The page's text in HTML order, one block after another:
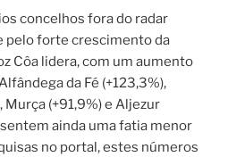
concelhos fora do radar
pelo forte crescimento da
Côa lidera, com um aumento
da Fé (+123,3%),
Murça (+91,9%) e Aljezur
ainda uma fatia menor
no portal, estes números